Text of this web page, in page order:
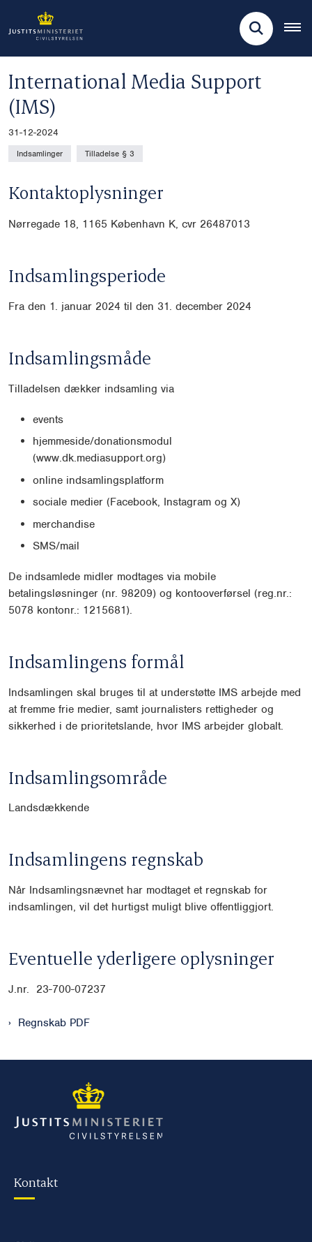
International Media Support
(IMS)
31-12-2024
Indsamlinger Tilladelse § 3
Kontaktoplysninger
Nørregade 18, 1165 København K, cvr 26487013
Indsamlingsperiode
Fra den 1. januar 2024 til den 31. december 2024
Indsamlingsmåde
Tilladelsen dækker indsamling via
events
hjemmeside/donationsmodul
(www.dk.mediasupport.org)
online indsamlingsplatform
sociale medier (Facebook, Instagram og X)
merchandise
SMS/mail
De indsamlede midler modtages via mobile
betalingsløsninger (nr. 98209) og kontooverførsel (reg.nr.:
5078 kontonr.: 1215681).
Indsamlingens formål
Indsamlingen skal bruges til at understøtte IMS arbejde med
at fremme frie medier, samt journalisters rettigheder og
sikkerhed i de prioritetslande, hvor IMS arbejder globalt.
Indsamlingsområde
Landsdækkende
Indsamlingens regnskab
Når Indsamlingsnævnet har modtaget et regnskab for
indsamlingen, vil det hurtigst muligt blive offentliggjort.
Eventuelle yderligere oplysninger
J.nr. 23-700-07237
Regnskab PDF
Kontakt